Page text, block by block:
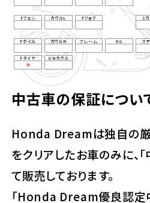
Fフェン カウルL Fフォク Sカ
Fホイル カウルR フレーム EG ス
Fタイヤ
9
UNカウル
中古車の保証につい
Honda Dreamは独自の
をクリアしたお車のみに、
て販売しております。
「Honda Dream優良認定